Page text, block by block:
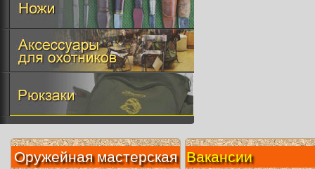
Оружейная мастерскаяВакансии